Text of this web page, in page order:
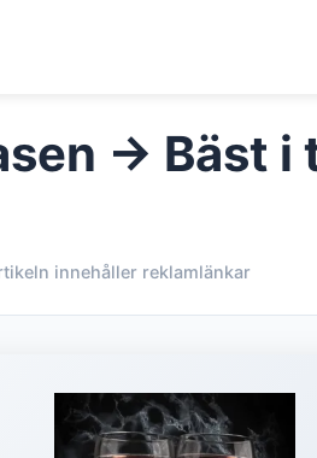
→ Bäst
innehåller reklamlänkar